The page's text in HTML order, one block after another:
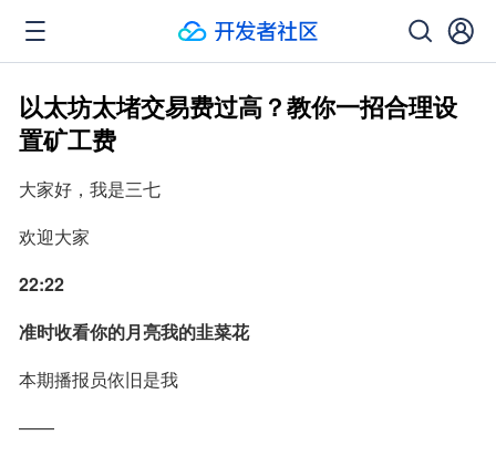
以太坊太堵交易费过高？教你一招合理设
置矿工费
大家好，我是三七
欢迎大家
22:22
准时收看你的月亮我的韭菜花
本期播报员依旧是我
——